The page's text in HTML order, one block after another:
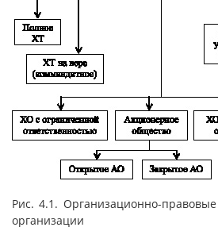
Рис. 4.1. Организационно-
организации